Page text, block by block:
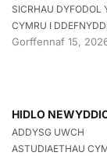
SICRHAU DYFODOL
CYMRU I
Gorffennaf 15,
HIDLO
ADDYSG UWCH
ASTUDIAETHAU